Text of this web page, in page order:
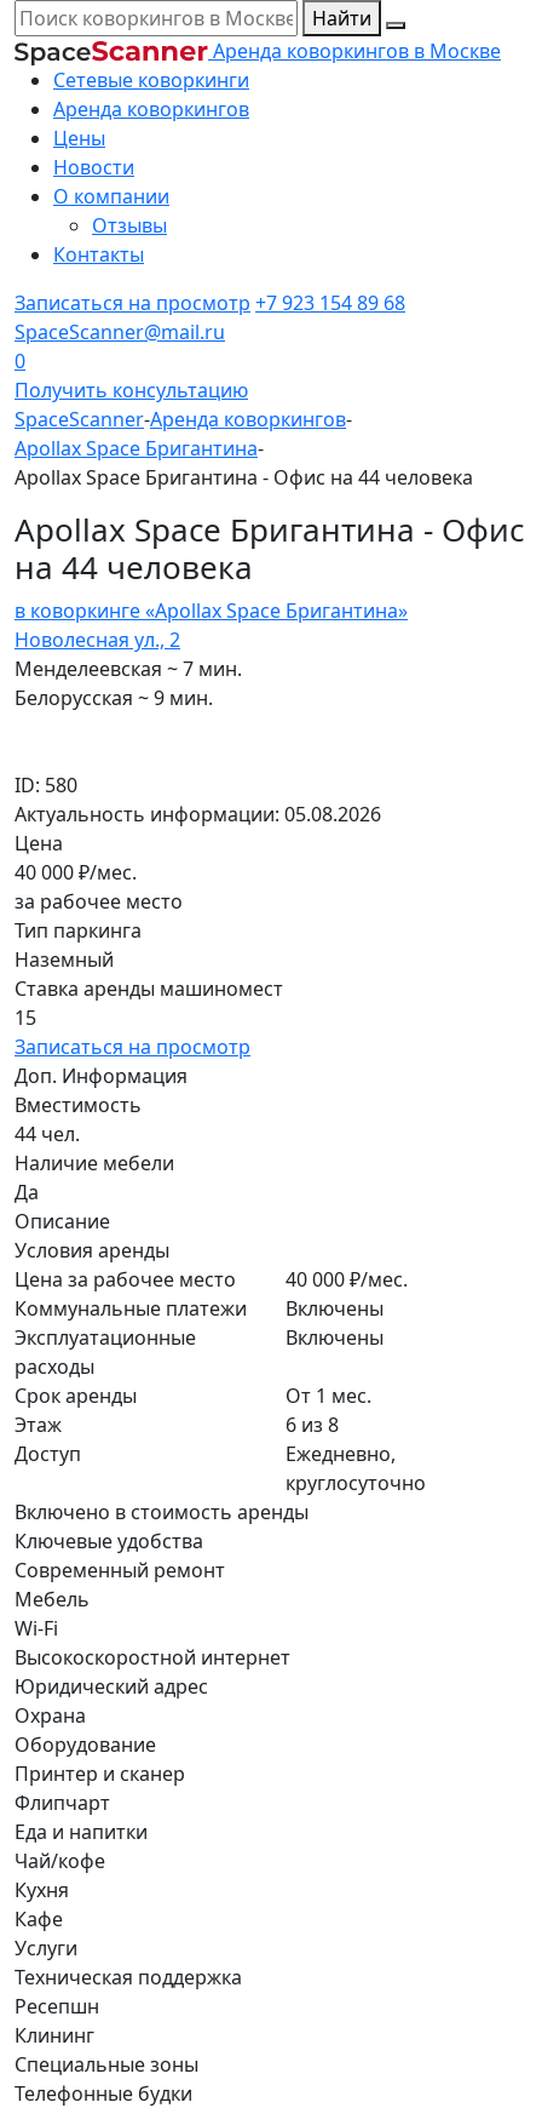
Найти
Аренда коворкингов в Москве
Сетевые коворкинги
Аренда коворкингов
Цены
Новости
О компании
Отзывы
Контакты
Записаться на просмотр +7 923 154 89 68
SpaceScanner@mail.ru
0
Получить консультацию
SpaceScanner-Аренда коворкингов-
Apollax Space Бригантина-
Apollax Space Бригантина - Офис на 44 человека
Apollax Space Бригантина - Офис
на 44 человека
в коворкинге «Apollax Space Бригантина»
Новолесная ул., 2
Менделеевская ~ 7 мин.
Белорусская ~ 9 мин.
ID: 580
Актуальность информации: 05.08.2026
Цена
40 000₽/мес.
за рабочее место
Тип паркинга
Наземный
Ставка аренды машиномест
15
Записаться на просмотр
Доп. Информация
Вместимость
44 чел.
Наличие мебели
Да
Описание
Условия аренды
Цена за рабочее место
40 000 ₽/мес.
Коммунальные платежи
Включены
Эксплуатационные
расходы
Включены
Срок аренды
От 1 мес.
Этаж
6 из 8
Доступ
Ежедневно,
круглосуточно
Включено в стоимость аренды
Ключевые удобства
Современный ремонт
Мебель
Wi-Fi
Высокоскоростной интернет
Юридический адрес
Охрана
Оборудование
Принтер и сканер
Флипчарт
Еда и напитки
Чай/кофе
Кухня
Кафе
Услуги
Техническая поддержка
Ресепшн
Клининг
Специальные зоны
Телефонные будки